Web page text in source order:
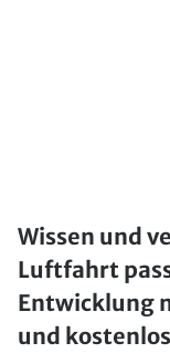
Wissen und
Luftfahrt
Entwicklung
und